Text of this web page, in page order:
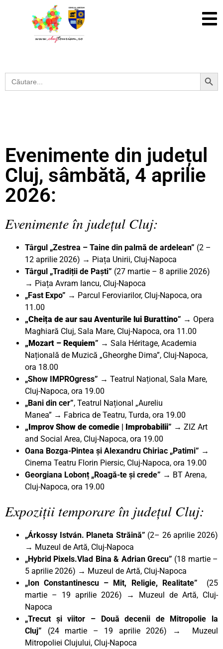
Search
for:
Search Button
Evenimente din județul
Cluj, sâmbătă, 4 aprilie
2026:
Evenimente în județul Cluj:
Târgul „Zestrea – Taine din palmă de ardelean” (2 –
12 aprilie 2026) → Piața Unirii, Cluj-Napoca
Târgul „Tradiții de Paști” (27 martie – 8 aprilie 2026)
→ Piața Avram Iancu, Cluj-Napoca
„Fast Expo” → Parcul Feroviarilor, Cluj-Napoca, ora
11.00
„Cheița de aur sau Aventurile lui Burattino” → Opera
Maghiară Cluj, Sala Mare, Cluj-Napoca, ora 11.00
„Mozart – Requiem” → Sala Héritage, Academia
Națională de Muzică „Gheorghe Dima”, Cluj-Napoca,
ora 18.00
„Show IMPROgress” → Teatrul Național, Sala Mare,
Cluj-Napoca, ora 19.00
„Bani din cer”, Teatrul Național „Aureliu
Manea” → Fabrica de Teatru, Turda, ora 19.00
„Improv Show de comedie | Improbabilii” → ZIZ Art
and Social Area, Cluj-Napoca, ora 19.00
Oana Bozga-Pintea și Alexandru Chiriac „Patimi” →
Cinema Teatru Florin Piersic, Cluj-Napoca, ora 19.00
Georgiana Lobonț „Roagă-te și crede” → BT Arena,
Cluj-Napoca, ora 19.00
Expoziții temporare în județul Cluj:
„Árkossy István. Planeta Străină” (2– 26 aprilie 2026)
→ Muzeul de Artă, Cluj-Napoca
„Hybrid Pixels.Vlad Bina & Adrian Grecu” (18 martie –
5 aprilie 2026) → Muzeul de Artă, Cluj-Napoca
„Ion Constantinescu – Mit, Religie, Realitate” (25
martie – 19 aprilie 2026)
→ Muzeul de Artă, Cluj-
Napoca
„Trecut și viitor – Două decenii de Mitropolie la
Cluj” (24 martie – 19 aprilie 2026) → Muzeul
Mitropoliei Clujului, Cluj-Napoca